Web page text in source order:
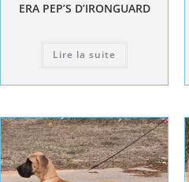
ERA PEP’S D’IRONGUARD
Lire la suite